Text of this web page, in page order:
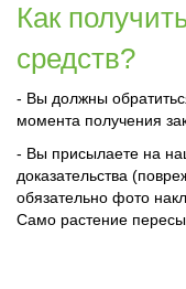
Как
средств?
- Вы должны
момента получения
- Вы присылаете на
доказательства
обязательно фото
Само растение